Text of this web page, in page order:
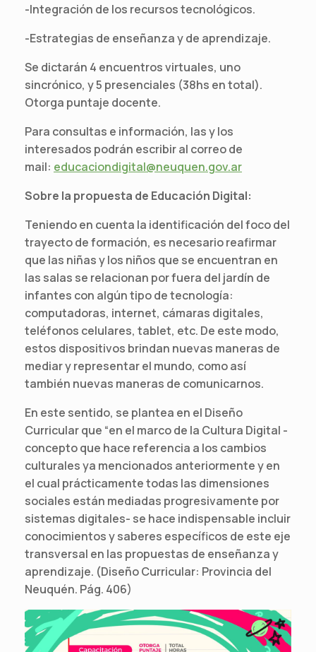
-Integración de los recursos tecnológicos.
-Estrategias de enseñanza y de aprendizaje.
Se dictarán 4 encuentros virtuales, uno
sincrónico, y 5 presenciales (38hs en total).
Otorga puntaje docente.
Para consultas e información, las y los
interesados podrán escribir al correo de
mail: educaciondigital@neuquen.gov.ar
Sobre la propuesta de Educación Digital:
Teniendo en cuenta la identificación del foco del
trayecto de formación, es necesario reafirmar
que las niñas y los niños que se encuentran en
las salas se relacionan por fuera del jardín de
infantes con algún tipo de tecnología:
computadoras, internet, cámaras digitales,
teléfonos celulares, tablet, etc. De este modo,
estos dispositivos brindan nuevas maneras de
mediar y representar el mundo, como así
también nuevas maneras de comunicarnos.
En este sentido, se plantea en el Diseño
Curricular que “en el marco de la Cultura Digital -
concepto que hace referencia a los cambios
culturales ya mencionados anteriormente y en
el cual prácticamente todas las dimensiones
sociales están mediadas progresivamente por
sistemas digitales- se hace indispensable incluir
conocimientos y saberes específicos de este eje
transversal en las propuestas de enseñanza y
aprendizaje. (Diseño Curricular: Provincia del
Neuquén. Pág. 406)